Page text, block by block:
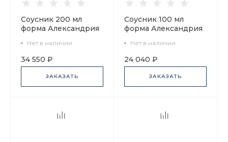
Соусник 200 мл
форма Александрия
Воспоминание арт.
80.58183.00.1
Нет в наличии
34 550 ₽
ЗАКАЗАТЬ
Соусник 100 мл
форма Александрия
Воспоминание арт.
80.58182.00.1
Нет в наличии
24 040 ₽
ЗАКАЗАТЬ